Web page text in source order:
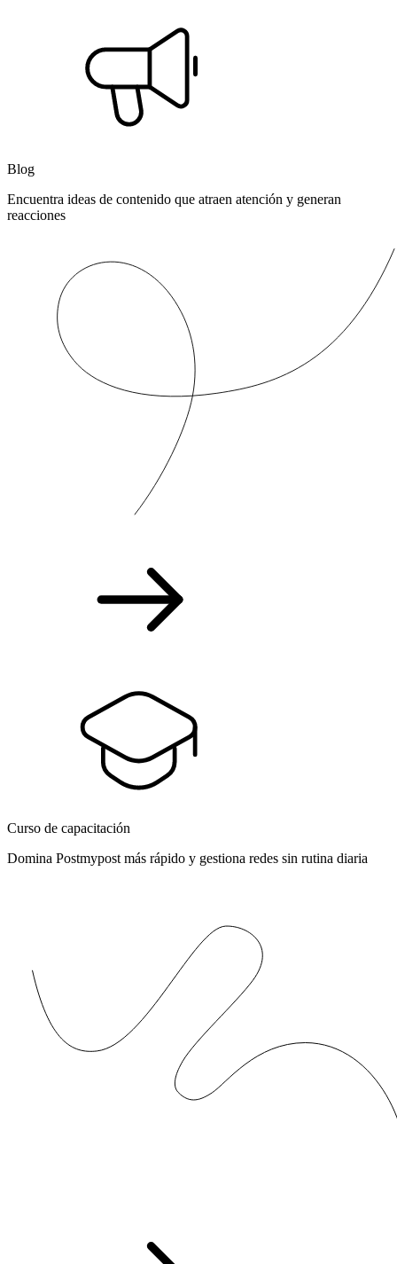
Blog
Encuentra ideas de contenido que atraen atención y generan
reacciones
Curso de capacitación
Domina Postmypost más rápido y gestiona redes sin rutina diaria